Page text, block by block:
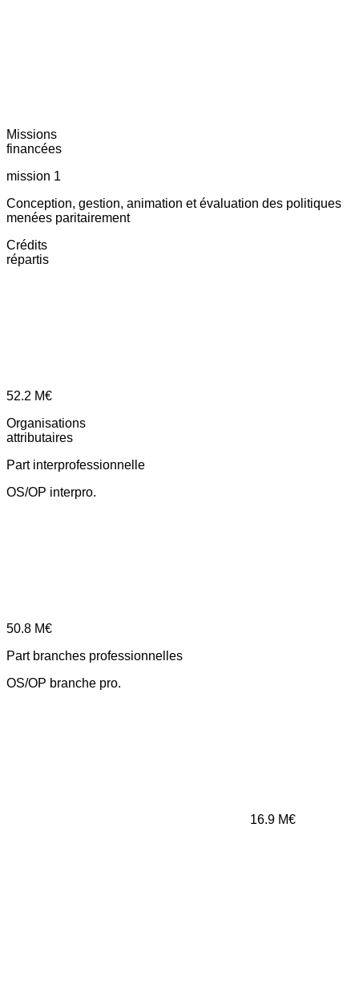
Missions
financées
mission 1
Conception, gestion, animation et évaluation des politiques
menées paritairement
Crédits
répartis
52.2 M€
Organisations
attributaires
Part interprofessionnelle
OS/OP interpro.
50.8 M€
Part branches professionnelles
OS/OP branche pro.
16.9 M€